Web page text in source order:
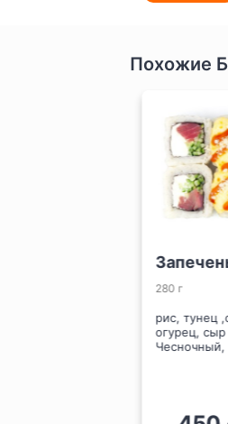
Похожие
Запеченый
рис, тунец ,сыр
огурец, сыр
Чесночный, соус